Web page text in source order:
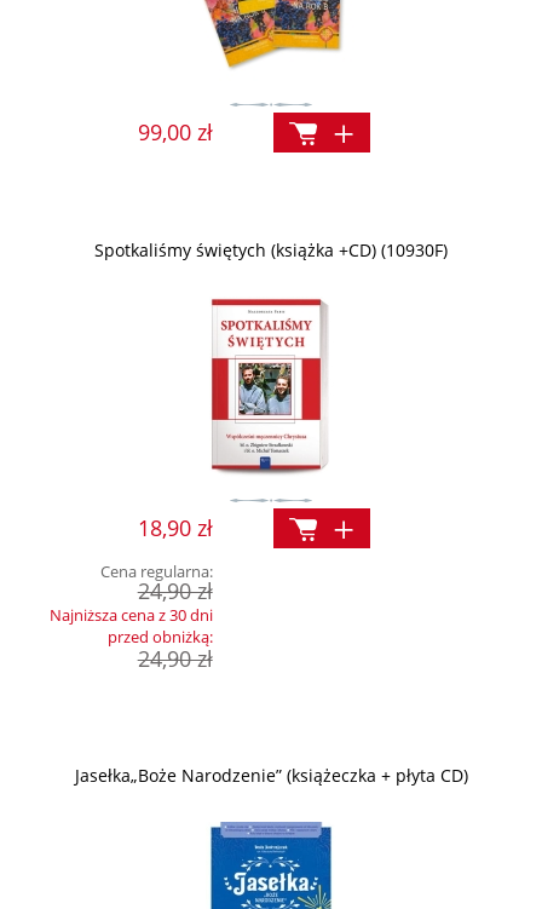
99,00 zł
Spotkaliśmy świętych (książka +CD) (10930F)
18,90 zł
Cena regularna:
24,90 zł
Najniższa cena z 30 dni
przed obniżką:
24,90 zł
Jasełka„Boże Narodzenie” (książeczka + płyta CD)